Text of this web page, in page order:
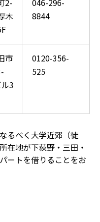
2-
木
046-296-
8844
市
3
0120-356-
525
るべく大学近郊（徒
在地が下荻野・三田・
ートを借りることをお